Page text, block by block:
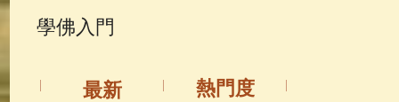
佛典故事
學佛入門
最新
熱門度